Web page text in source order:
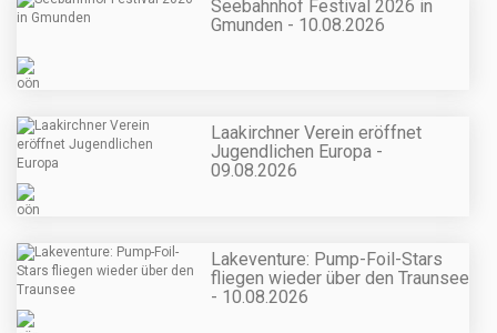
Seebahnhof Festival 2026 in
Gmunden - 10.08.2026
Laakirchner Verein eröffnet
Jugendlichen Europa -
09.08.2026
Lakeventure: Pump-Foil-Stars
fliegen wieder über den Traunsee
- 10.08.2026